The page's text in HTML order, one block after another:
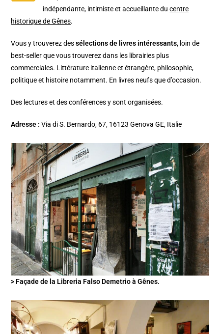
indépendante, intimiste et accueillante ducentre
historique de Gênes.
Vous y trouverez dessélections de livres intéressants, loin de
best-seller que vous trouverez dans les librairies plus
commerciales. Littérature italienne et étrangère, philosophie,
politique et histoire notamment. En livres neufs que d’occasion.
Des lectures et des conférences y sont organisées.
Adresse :Via di S. Bernardo, 67, 16123 Genova GE, Italie
> Façade de la Libreria Falso Demetrio à Gênes.